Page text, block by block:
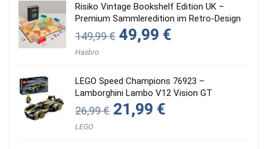
Risiko Vintage Bookshelf Edition UK –
Premium Sammleredition im Retro-Design
149,99€ Ursprünglicher
Preis
49,99 €
Hasbro
LEGO Speed Champions 76923 –
Lamborghini Lambo V12 Vision GT
26,99€ Ursprünglicher
Preis
21,99 €
LEGO